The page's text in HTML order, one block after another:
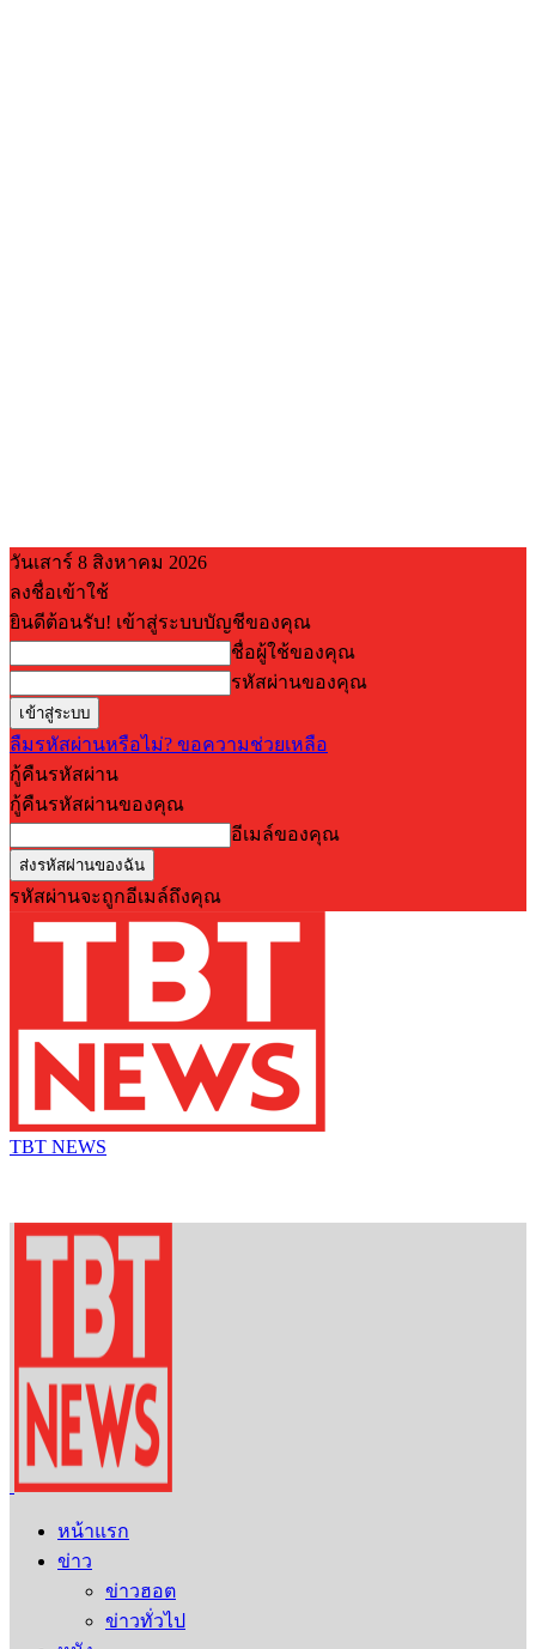
วันเสาร์ 8 สิงหาคม 2026
ลงชื่อเข้าใช้
ยินดีต้อนรับ! เข้าสู่ระบบบัญชีของคุณ
ชื่อผู้ใช้ของคุณ
รหัสผ่านของคุณ
ลืมรหัสผ่านหรือไม่? ขอความช่วยเหลือ
กู้คืนรหัสผ่าน
กู้คืนรหัสผ่านของคุณ
อีเมล์ของคุณ
รหัสผ่านจะถูกอีเมล์ถึงคุณ
TBT NEWS
หน้าแรก
ข่าว
ข่าวฮอต
ข่าวทั่วไป